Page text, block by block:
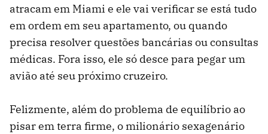
atracam em Miami e ele vai verificar se está tudo
em ordem em seu apartamento, ou quando
precisa resolver questões bancárias ou consultas
médicas. Fora isso, ele só desce para pegar um
avião até seu próximo cruzeiro.
Felizmente, além do problema de equilíbrio ao
pisar em terra firme, o milionário sexagenário